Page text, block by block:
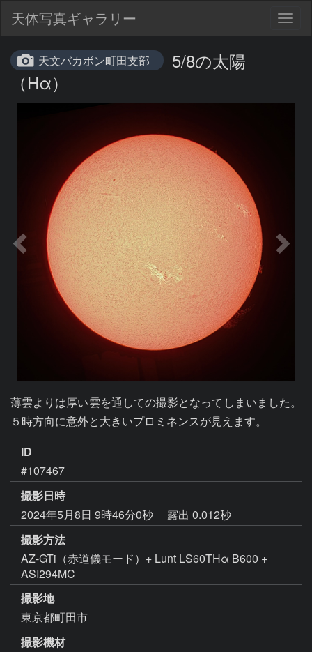
天体写真ギャラリー
天文バカボン町田支部
5/8の太陽
（Hα）
薄雲よりは厚い雲を通しての撮影となってしまいました。
５時方向に意外と大きいプロミネンスが見えます。
ID
#107467
撮影日時
2024年5月8日 9時46分0秒
露出 0.012秒
撮影方法
AZ-GTi（赤道儀モード）+ Lunt LS60THα B600 +
ASI294MC
撮影地
東京都町田市
撮影機材